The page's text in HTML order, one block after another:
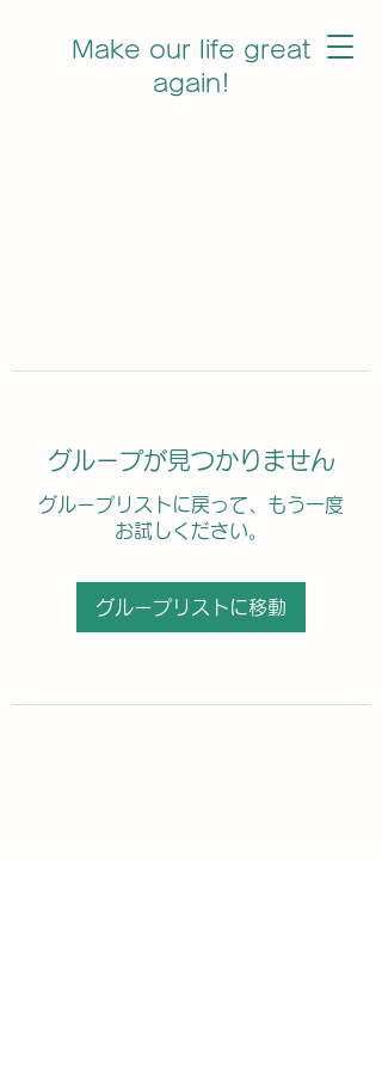
Make our life great
again!
グループが見つかりません
グループリストに戻って、もう一度
お試しください。
グループリストに移動